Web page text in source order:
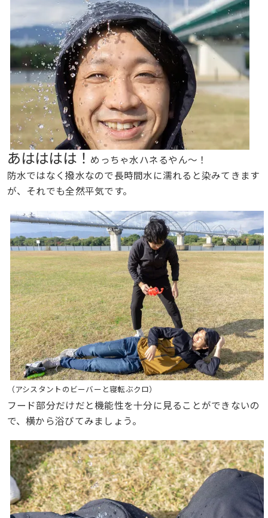
あはははは！ めっちゃ水ハネるやん〜！
防水ではなく撥水なので長時間水に濡れると染みてきます
が、それでも全然平気です。
（アシスタントのビーバーと寝転ぶクロ）
フード部分だけだと機能性を十分に見ることができないの
で、横から浴びてみましょう。